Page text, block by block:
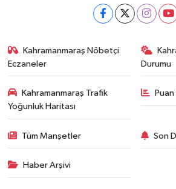
Kahramanmaraş Nöbetçi
Eczaneler
Durumu
Kahramanmaraş Trafik
Yoğunluk Haritası
Tüm Manşetler Son
Haber Arşivi